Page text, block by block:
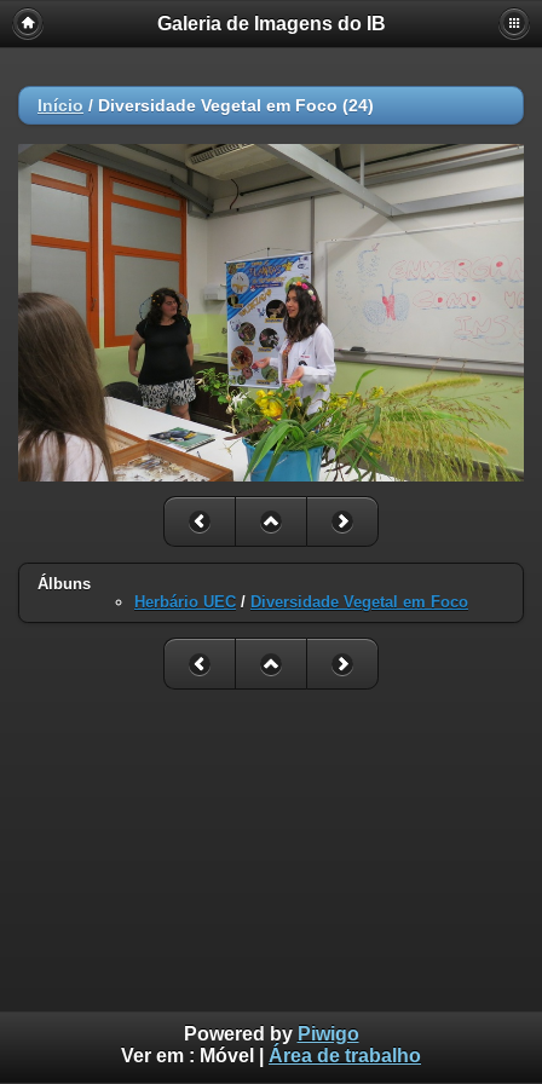
Galeria de Imagens do IB
Início / Diversidade Vegetal em Foco (24)
Álbuns
Herbário UEC / Diversidade Vegetal em Foco
Powered by Piwigo
Ver em : Móvel Área de trabalho